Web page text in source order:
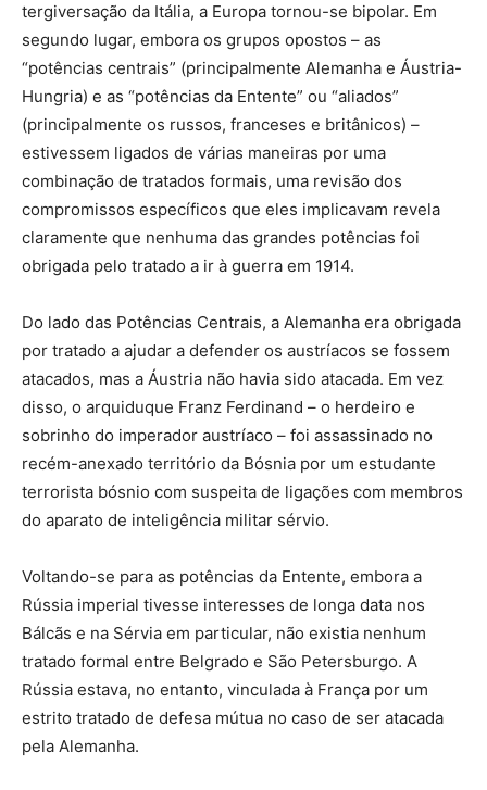
tergiversação da Itália, a Europa tornou-se bipolar. Em
segundo lugar, embora os grupos opostos – as
“potências centrais” (principalmente Alemanha e Áustria-
Hungria) e as “potências da Entente” ou “aliados”
(principalmente os russos, franceses e britânicos) –
estivessem ligados de várias maneiras por uma
combinação de tratados formais, uma revisão dos
compromissos específicos que eles implicavam revela
claramente que nenhuma das grandes potências foi
obrigada pelo tratado a ir à guerra em 1914.
Do lado das Potências Centrais, a Alemanha era obrigada
por tratado a ajudar a defender os austríacos se fossem
atacados, mas a Áustria não havia sido atacada. Em vez
disso, o arquiduque Franz Ferdinand – o herdeiro e
sobrinho do imperador austríaco – foi assassinado no
recém-anexado território da Bósnia por um estudante
terrorista bósnio com suspeita de ligações com membros
do aparato de inteligência militar sérvio.
Voltando-se para as potências da Entente, embora a
Rússia imperial tivesse interesses de longa data nos
Bálcãs e na Sérvia em particular, não existia nenhum
tratado formal entre Belgrado e São Petersburgo. A
Rússia estava, no entanto, vinculada à França por um
estrito tratado de defesa mútua no caso de ser atacada
pela Alemanha.